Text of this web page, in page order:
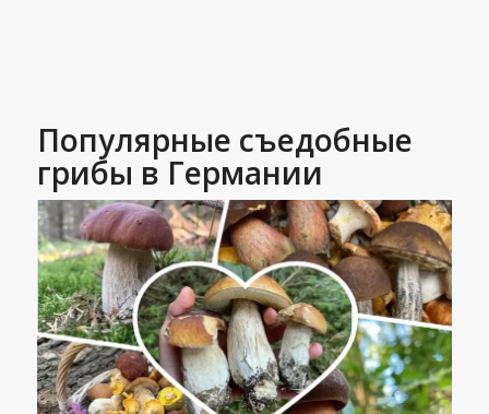
Популярные съедобные
грибы в Германии